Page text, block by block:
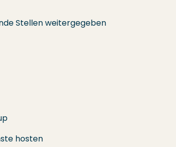
Stellen weitergegeben
hosten